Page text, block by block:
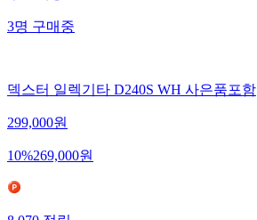
3명구매중
덱스터 일렉기타 D240S WH 사은품포함
299,000원
10%269,000원